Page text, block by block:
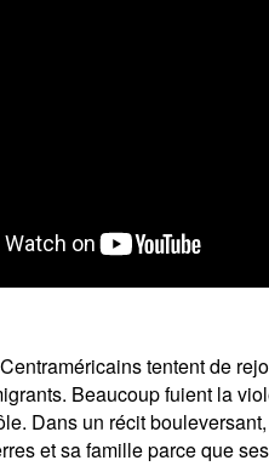
tentent de
Beaucoup fuient la
Dans un récit
et sa famille parce que